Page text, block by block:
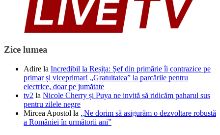
Zice lumea
Adire la Incredibil la Reșița: Șef din primărie îi contrazice pe
primar și viceprimar! „Gratuitatea” la parcările pentru
electrice, doar pe jumătate
tv2 la Nicole Cherry și Puya ne invită să ridicăm paharul sus
pentru zilele negre
Mircea Apostol la „Ne dorim să asigurăm o dezvoltare robustă
a României în următorii ani”